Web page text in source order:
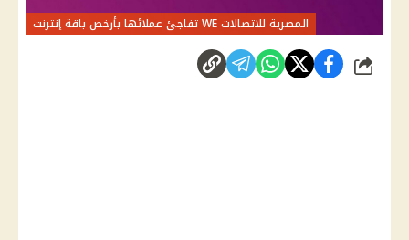
المصرية للاتصالات WE تفاجئ عملائها بأرخص باقة إنترنت
شارك